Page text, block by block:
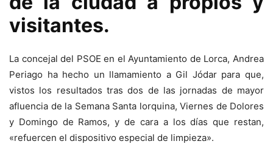
visitantes.
La concejal del PSOE en el Ayuntamiento de Lorca, Andrea
Periago ha hecho un llamamiento a Gil Jódar para que,
vistos los resultados tras dos de las jornadas de mayor
afluencia de la Semana Santa lorquina, Viernes de Dolores
y Domingo de Ramos, y de cara a los días que restan,
«refuercen el dispositivo especial de limpieza».